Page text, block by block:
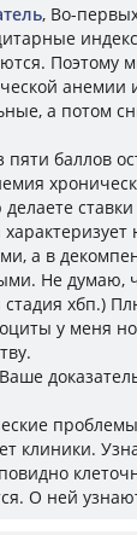
, Во-
Поэтому
анемии
а потом
пяти баллов
делаете
а в
Не думаю,
стадия хбп.)
у меня
клиники.
О ней